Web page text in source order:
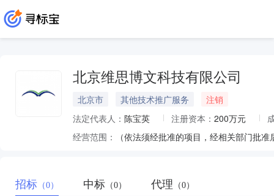
北京维思博文科技有限公司
北京市 其他技术推广服务
注销
法定代表人： 陈宝英 注册资本： 200万元
经营范围：
（依法须经批准的项目，经相关部门批
招标 （0） 中标 （0） 代理 （0）